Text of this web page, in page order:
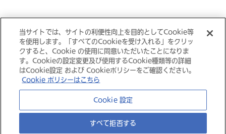
採用情報トップにもどる
大塚グループ
当サイトでは、サイトの利便性向上を目的としてCookie等
を使用します。「すべてのCookieを受け入れる」をクリッ
クすると、Cookie の使用に同意いただいたことになりま
す。Cookieの設定変更及び使用するCookie種類等の詳細
はCookie設定 および Cookieポリシーをご確認ください。
Cookie ポリシーはこちら
Cookie 設定
すべて拒否する